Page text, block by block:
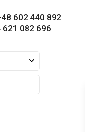
602 440 892
621 082 696